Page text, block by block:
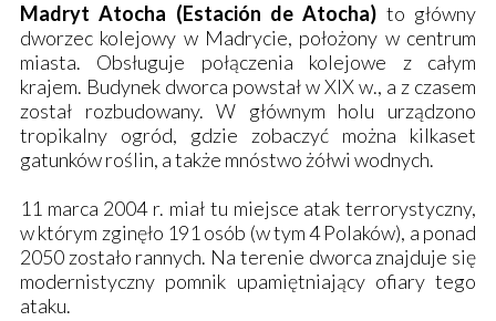
Madryt Atocha (Estación de Atocha) to główny
dworzec kolejowy w Madrycie, położony w centrum
miasta. Obsługuje połączenia kolejowe z całym
krajem. Budynek dworca powstał w XIX w., a z czasem
został rozbudowany. W głównym holu urządzono
tropikalny ogród, gdzie zobaczyć można kilkaset
gatunków roślin, a także mnóstwo żółwi wodnych.
11 marca 2004 r. miał tu miejsce atak terrorystyczny,
w którym zginęło 191 osób (w tym 4 Polaków), a ponad
2050 zostało rannych. Na terenie dworca znajduje się
modernistyczny pomnik upamiętniający ofiary tego
ataku.